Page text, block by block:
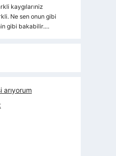
kaygılarıniz
Ne sen onun gibi
gibi bakabilir.…
arıyorum